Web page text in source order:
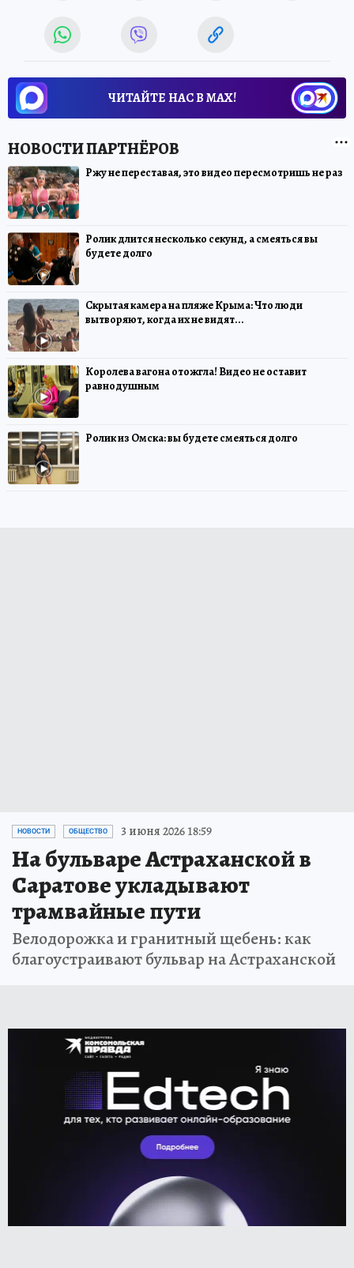
ЧИТАЙТЕ НАС В МАХ!
Ржу не переставая, это видео пересмотришь не раз
Ролик длится несколько секунд, а смеяться вы
будете долго
Скрытая камера на пляже Крыма: Что люди
вытворяют, когда их не видят...
Королева вагона отожгла! Видео не оставит
равнодушным
Ролик из Омска: вы будете смеяться долго
НОВОСТИ ОБЩЕСТВО 3 июня 2026 18:59
На бульваре Астраханской в
Саратове укладывают
трамвайные пути
Велодорожка и гранитный щебень: как
благоустраивают бульвар на Астраханской